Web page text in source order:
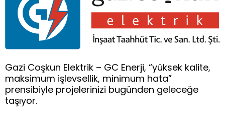
Gazi Coşkun Elektrik – GC Enerji, “yüksek kalite,
maksimum işlevsellik, minimum hata”
prensibiyle projelerinizi bugünden geleceğe
taşıyor.